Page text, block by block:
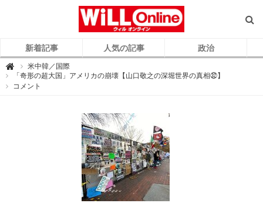
新着記事 人気の記事 政治

L
L
米中韓／国際
「奇形の超大国」アメリカの崩壊【山口敬之の深堀世界の真相㉜】
コメント